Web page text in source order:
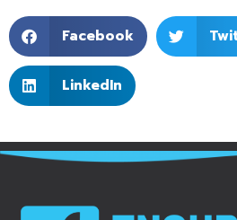
Facebook
LinkedIn